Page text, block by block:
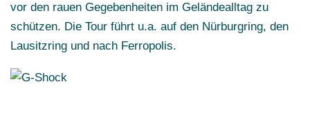
vor den rauen Gegebenheiten im Geländealltag zu
schützen. Die Tour führt u.a. auf den Nürburgring, den
Lausitzring und nach Ferropolis.